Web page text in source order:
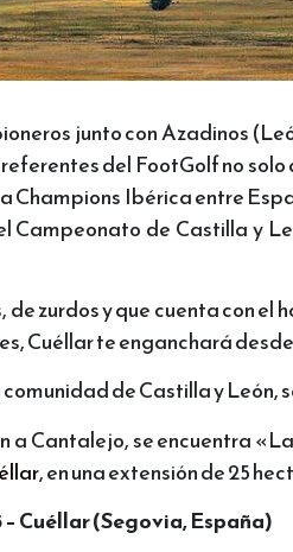
junto con Azadinos
del FootGolf no
Ibérica entre
de Castilla y
zurdos y que cuenta con el
Cuéllar te enganchará
de Castilla y León,
a Cantalejo, se encuentra
, en una extensión de 25
Cuéllar (Segovia, España)